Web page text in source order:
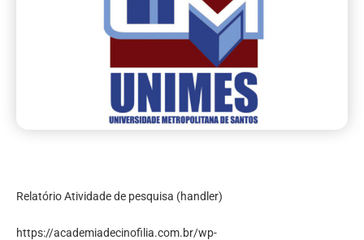
Relatório Atividade de pesquisa (handler)
https://academiadecinofilia.com.br/wp-